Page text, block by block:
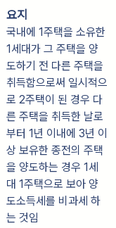
요지
국내에 1주택을 소유한
1세대가 그 주택을 양
도하기 전 다른 주택을
취득함으로써 일시적으
로 2주택이 된 경우 다
른 주택을 취득한 날로
부터 1년 이내에 3년 이
상 보유한 종전의 주택
을 양도하는 경우 1세
대 1주택으로 보아 양
도소득세를 비과세 하
는 것임